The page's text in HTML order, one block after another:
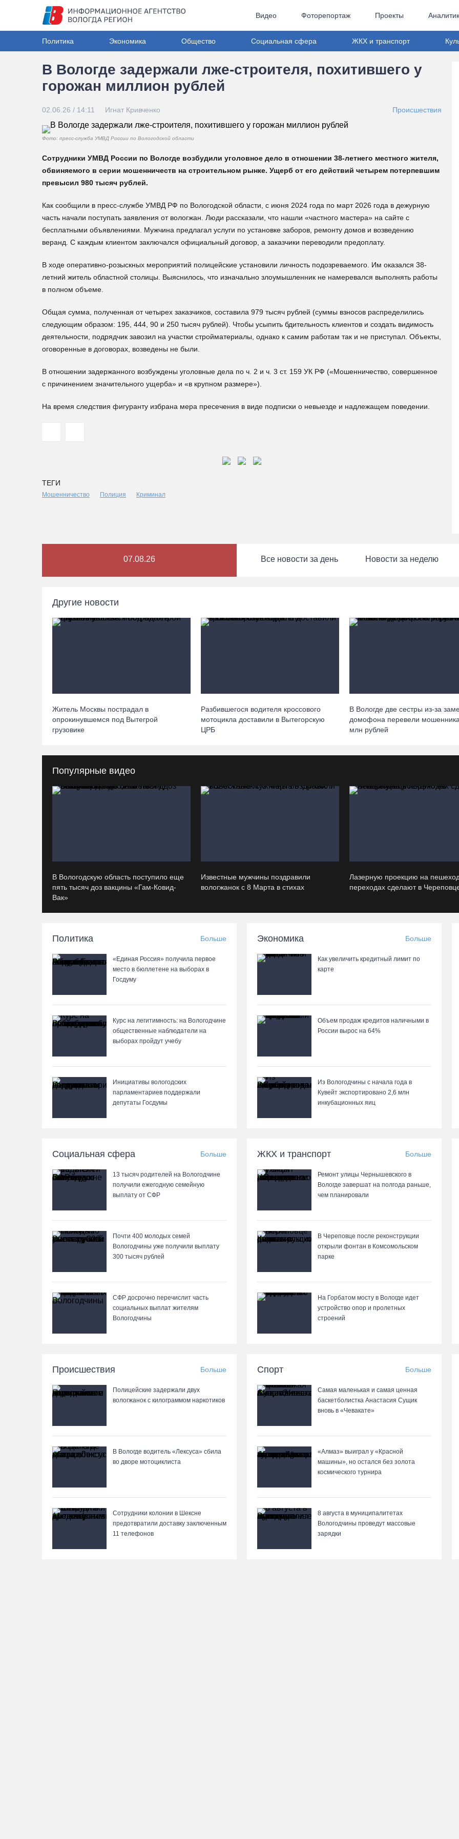
Видео Фоторепортаж Проекты
Политика Экономика Общество Социальная сфера ЖКХ и транспорт
В Вологде задержали лже-строителя, похитившего у
горожан миллион рублей
02.06.26 / 14:11 Игнат Кривченко Происшествия
Фото: пресс-служба УМВД России по Вологодской области
Сотрудники УМВД России по Вологде возбудили уголовное дело в отношении 38-летнего местного жителя,
обвиняемого в серии мошенничеств на строительном рынке. Ущерб от его действий четырем потерпевшим
превысил 980 тысяч рублей.
Как сообщили в пресс-службе УМВД РФ по Вологодской области, с июня 2024 года по март 2026 года в дежурную
часть начали поступать заявления от вологжан. Люди рассказали, что нашли «частного мастера» на сайте с
бесплатными объявлениями. Мужчина предлагал услуги по установке заборов, ремонту домов и возведению
веранд. С каждым клиентом заключался официальный договор, а заказчики переводили предоплату.
В ходе оперативно-розыскных мероприятий полицейские установили личность подозреваемого. Им оказался 38-
летний житель областной столицы. Выяснилось, что изначально злоумышленник не намеревался выполнять работы
в полном объеме.
Общая сумма, полученная от четырех заказчиков, составила 979 тысяч рублей (суммы взносов распределились
следующим образом: 195, 444, 90 и 250 тысяч рублей). Чтобы усыпить бдительность клиентов и создать видимость
деятельности, подрядчик завозил на участки стройматериалы, однако к самим работам так и не приступал. Объекты,
оговоренные в договорах, возведены не были.
В отношении задержанного возбуждены уголовные дела по ч. 2 и ч. 3 ст. 159 УК РФ («Мошенничество, совершенное
с причинением значительного ущерба» и «в крупном размере»).
На время следствия фигуранту избрана мера пресечения в виде подписки о невыезде и надлежащем поведении.
ТЕГИ
Мошенничество Полиция Криминал
07.08.26 Все новости за день Новости за неделю
Другие новости
Житель Москвы пострадал в
опрокинувшемся под Вытегрой
грузовике
Разбившегося водителя кроссового
мотоцикла доставили в Вытегорскую
ЦРБ
В Вологде две сестры из-за
домофона перевели
млн рублей
Популярные видео
В Вологодскую область поступило еще
пять тысяч доз вакцины «Гам-Ковид-
Вак»
Известные мужчины поздравили
вологжанок с 8 Марта в стихах
Лазерную проекцию на
переходах сделают в
Политика Больше
«Единая Россия» получила первое
место в бюллетене на выборах в
Госдуму
Курс на легитимность: на Вологодчине
общественные наблюдатели на
выборах пройдут учебу
Инициативы вологодских
парламентариев поддержали
депутаты Госдумы
Экономика Больше
Как увеличить кредитный лимит по
карте
Объем продаж кредитов наличными в
России вырос на 64%
Из Вологодчины с начала года в
Кувейт экспортировано 2,6 млн
инкубационных яиц
Социальная сфера Больше
13 тысяч родителей на Вологодчине
получили ежегодную семейную
выплату от СФР
Почти 400 молодых семей
Вологодчины уже получили выплату
300 тысяч рублей
СФР досрочно перечислит часть
социальных выплат жителям
Вологодчины
ЖКХ и транспорт Больше
Ремонт улицы Чернышевского в
Вологде завершат на полгода раньше,
чем планировали
В Череповце после реконструкции
открыли фонтан в Комсомольском
парке
На Горбатом мосту в Вологде идет
устройство опор и пролетных
строений
Происшествия Больше
Полицейские задержали двух
вологжанок с килограммом наркотиков
В Вологде водитель «Лексуса» сбила
во дворе мотоциклиста
Сотрудники колонии в Шексне
предотвратили доставку заключенным
11 телефонов
Спорт Больше
Самая маленькая и самая ценная
баскетболистка Анастасия Сущик
вновь в «Чевакате»
«Алмаз» выиграл у «Красной
машины», но остался без золота
космического турнира
8 августа в муниципалитетах
Вологодчины проведут массовые
зарядки